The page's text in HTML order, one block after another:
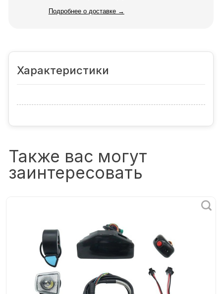
Подробнее о доставке →
Характеристики
Также вас могут
заинтересовать